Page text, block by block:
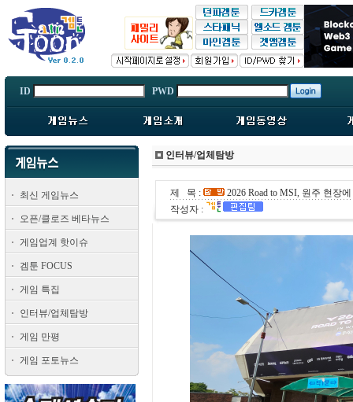
ID PWD
최신 게임뉴스
오픈/클로즈 베타뉴스
게임업계 핫이슈
겜툰 FOCUS
게임 특집
인터뷰/업체탐방
게임 만평
게임 포토뉴스
인터뷰/업체탐방
제 목 :
2026 Road to MSI, 원주 현장
작성자 :